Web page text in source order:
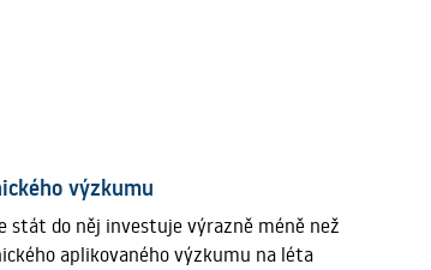
výzkumu
stát do něj investuje výrazně méně než
aplikovaného výzkumu na léta